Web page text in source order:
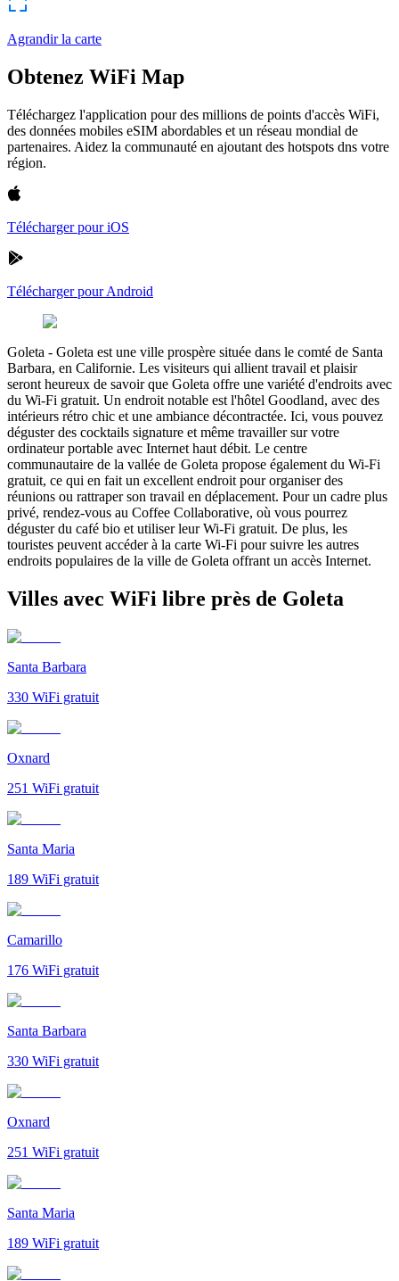
Agrandir la carte
Obtenez WiFi Map
Téléchargez l'application pour des millions de points d'accès WiFi,
des données mobiles eSIM abordables et un réseau mondial de
partenaires. Aidez la communauté en ajoutant des hotspots dns votre
région.
Télécharger pour iOS
Télécharger pour Android
Goleta - Goleta est une ville prospère située dans le comté de Santa
Barbara, en Californie. Les visiteurs qui allient travail et plaisir
seront heureux de savoir que Goleta offre une variété d'endroits avec
du Wi-Fi gratuit. Un endroit notable est l'hôtel Goodland, avec des
intérieurs rétro chic et une ambiance décontractée. Ici, vous pouvez
déguster des cocktails signature et même travailler sur votre
ordinateur portable avec Internet haut débit. Le centre
communautaire de la vallée de Goleta propose également du Wi-Fi
gratuit, ce qui en fait un excellent endroit pour organiser des
réunions ou rattraper son travail en déplacement. Pour un cadre plus
privé, rendez-vous au Coffee Collaborative, où vous pourrez
déguster du café bio et utiliser leur Wi-Fi gratuit. De plus, les
touristes peuvent accéder à la carte Wi-Fi pour suivre les autres
endroits populaires de la ville de Goleta offrant un accès Internet.
Villes avec WiFi libre près de Goleta
Santa Barbara
330 WiFi gratuit
Oxnard
251 WiFi gratuit
Santa Maria
189 WiFi gratuit
Camarillo
176 WiFi gratuit
Santa Barbara
330 WiFi gratuit
Oxnard
251 WiFi gratuit
Santa Maria
189 WiFi gratuit